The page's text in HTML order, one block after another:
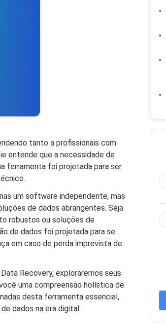
tanto a profissionais com
entende que a necessidade de
ferramenta foi projetada para ser
um software independente, mas
de dados abrangentes. Seja
robustos ou soluções de
de dados foi projetada para se
em caso de perda imprevista de
Recovery, exploraremos seus
uma compreensão holística de
desta ferramenta essencial,
dados na era digital.